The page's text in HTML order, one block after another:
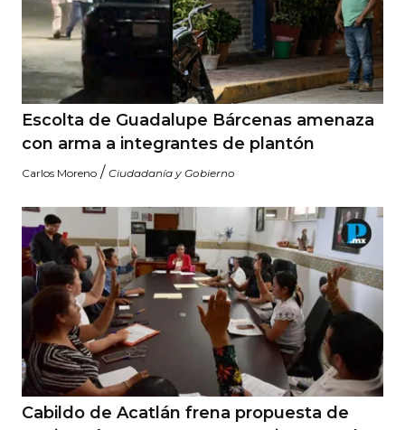
Escolta de Guadalupe Bárcenas amenaza
con arma a integrantes de plantón
Carlos Moreno / Ciudadanía y Gobierno
Cabildo de Acatlán frena propuesta de